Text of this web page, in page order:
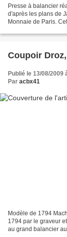
Presse à balancier
d'après les plans de
Monnaie de Paris.
Coupoir
Publié le 13/08/2009
Par acbx41
Modèle de 1794
1794 par le graveur
au grand balancier